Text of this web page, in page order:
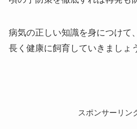
病気の正しい知識を身につけて
長く健康に飼育していきましょ
スポンサーリン